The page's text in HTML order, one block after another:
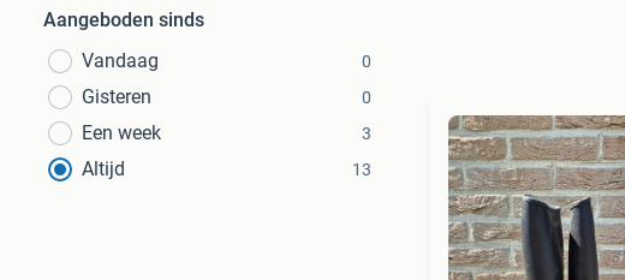
Aangeboden sinds
Vandaag
0
Gisteren 0
Een week 3
Altijd 13